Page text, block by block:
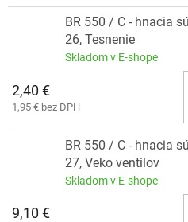
BR 550 / C - hnacia
26, Tesnenie
Skladom v E-shope
2,40 €
1,95 € bez DPH
BR 550 / C - hnacia
27, Veko ventilov
Skladom v E-shope
9,10 €